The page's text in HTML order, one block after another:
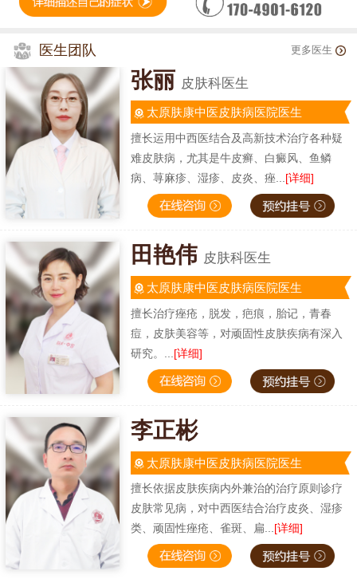
医生团队 更多医生
张丽 皮肤科医生
太原肤康中医皮肤病医院医生
擅长运用中西医结合及高新技术治疗各种疑
难皮肤病，尤其是牛皮癣、白癜风、鱼鳞
病、荨麻疹、湿疹、皮炎、痤... [详细]
田艳伟 皮肤科医生
太原肤康中医皮肤病医院医生
擅长治疗痤疮，脱发，疤痕，胎记，青春
痘，皮肤美容等，对顽固性皮肤疾病有深入
研究。... [详细]
李正彬
太原肤康中医皮肤病医院医生
擅长依据皮肤疾病内外兼治的治疗原则诊疗
皮肤常见病，对中西医结合治疗皮炎、湿疹
类、顽固性痤疮、雀斑、扁...[详细]